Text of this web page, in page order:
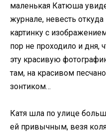
маленькая Катюша
журнале, невесть
картинку с
пор не проходило и дня,
эту красивую
там, на красивом
зонтиком…
Катя шла по улице
ей привычным, везя